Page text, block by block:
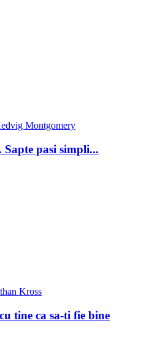
Montgomery
Sapte pasi simpli...
Kross
tine ca sa-ti fie bine